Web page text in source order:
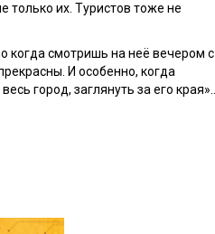
только их. Туристов тоже не
когда смотришь на неё вечером с
И особенно, когда
город, заглянуть за его края»…